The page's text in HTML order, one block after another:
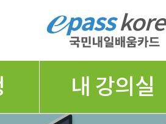
내 강의실